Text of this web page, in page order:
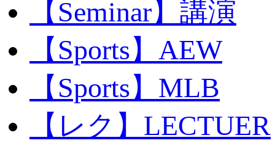
【Seminar】講演
【Sports】AEW
【Sports】MLB
【レク】LECTUER